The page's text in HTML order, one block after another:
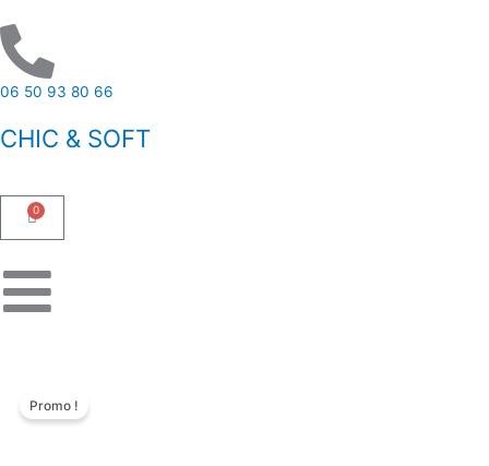
au
contenu
06 50 93 80 66
CHIC & SOFT
0
Panier
Promo !